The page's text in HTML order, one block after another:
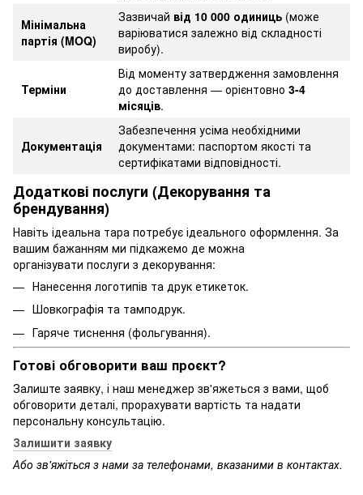
Мінімальна
партія (MOQ)
Зазвичай від 10 000 одиниць (може
варіюватися залежно від складності
виробу).
Терміни
Від моменту затвердження замовлення
до доставлення — орієнтовно 3-4
місяців.
Документація
Забезпечення усіма необхідними
документами: паспортом якості та
сертифікатами відповідності.
Додаткові послуги (Декорування та
брендування)
Навіть ідеальна тара потребує ідеального оформлення. За
вашим бажанням ми підкажемо де можна
організувати послуги з декорування:
Нанесення логотипів та друк етикеток.
Шовкографія та тамподрук.
Гаряче тиснення (фольгування).
Готові обговорити ваш проєкт?
Залиште заявку, і наш менеджер зв'яжеться з вами, щоб
обговорити деталі, прорахувати вартість та надати
персональну консультацію.
Залишити заявку
Або зв'яжіться з нами за телефонами, вказаними в контактах.